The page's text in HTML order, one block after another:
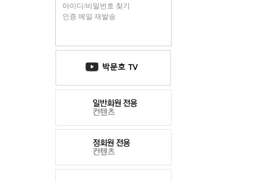
아이디/비밀번호 찾기
인증 메일 재발송